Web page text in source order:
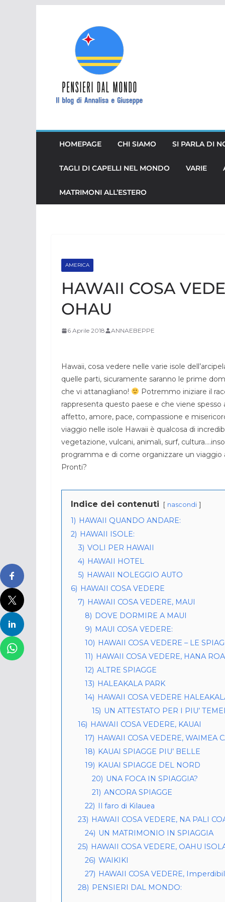
contenuto
HOMEPAGE CHI SIAMO SI PARLA DI
TAGLI DI CAPELLI NEL MONDO VARIE
MATRIMONI ALL’ESTERO
AMERICA
HAWAII COSA
OHAU
6 Aprile 2018 ANNAEBEPPE
Hawaii, cosa vedere nelle varie isole
quelle parti, sicuramente saranno le prime
che vi attanagliano!
Potremmo iniziare il
rappresenta questo paese e che viene
affetto, amore, pace, compassione e
viaggio nelle isole Hawaii è qualcosa di
vegetazione, vulcani, animali, surf,
programma e di come organizzare un viaggio
Pronti?
Indice dei contenuti nascondi
1) HAWAII QUANDO ANDARE:
2) HAWAII ISOLE:
3) VOLI PER HAWAII
4) HAWAII HOTEL
5) HAWAII NOLEGGIO AUTO
6) HAWAII COSA VEDERE
7) HAWAII COSA VEDERE, MAUI
8) DOVE DORMIRE A MAUI
9) MAUI COSA VEDERE:
10) HAWAII COSA VEDERE – LE
11) HAWAII COSA VEDERE, HANA
12) ALTRE SPIAGGE
13) HALEAKALA PARK
14) HAWAII COSA VEDERE
15) UN ATTESTATO PER I PIU’
16) HAWAII COSA VEDERE, KAUAI
17) HAWAII COSA VEDERE, WAIMEA
18) KAUAI SPIAGGE PIU’ BELLE
19) KAUAI SPIAGGE DEL NORD
20) UNA FOCA IN SPIAGGIA?
21) ANCORA SPIAGGE
22) Il faro di Kilauea
23) HAWAII COSA VEDERE, NA PALI
24) UN MATRIMONIO IN SPIAGGIA
25) HAWAII COSA VEDERE, OAHU
26) WAIKIKI
27) HAWAII COSA VEDERE,
28) PENSIERI DAL MONDO: